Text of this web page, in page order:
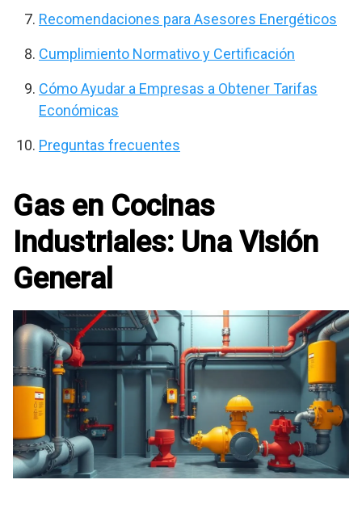
Recomendaciones para Asesores Energéticos
Cumplimiento Normativo y Certificación
Cómo Ayudar a Empresas a Obtener Tarifas
Económicas
Preguntas frecuentes
Gas en Cocinas
Industriales: Una Visión
General